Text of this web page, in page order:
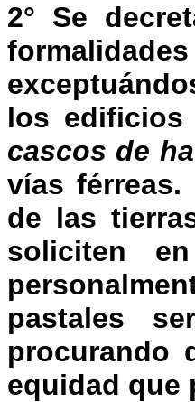
2° Se
los edificios
cascos de
vías
de las
soliciten
pastales
procurando
equidad que